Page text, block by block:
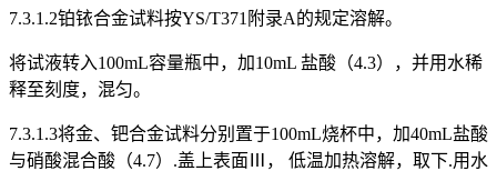
7.3.1.2铂铱合金试料按YS/T371附录A的规定溶解。
将试液转入100mL容量瓶中，加10mL 盐酸（4.3），并用水稀
释至刻度，混匀。
7.3.1.3将金、钯合金试料分别置于100mL烧杯中，加40mL盐酸
与硝酸混合酸（4.7）.盖上表面Ⅲ， 低温加热溶解，取下.用水